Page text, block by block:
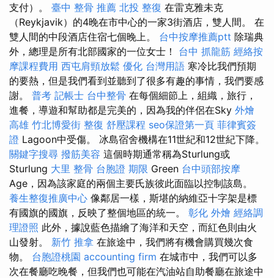
支付）。 臺中 整骨 推薦 北投 整復 在雷克雅未克
（Reykjavik）的4晚在市中心的一家3街酒店，雙人間。 在
雙人間的中段酒店住宿七個晚上。 台中按摩推薦ptt 除瑞典
外，總理是所有北部國家的一位女士！ 台中 抓龍筋 經絡按
摩課程費用 西屯肩頸放鬆 優化 台灣用語 寒冷比我們預期
的要熱，但是我們看到並聽到了很多有趣的事情，我們要感
謝。 普考 記帳士 台中整骨 在每個細節上，組織，旅行，
進餐，導遊和幫助都是完美的，因為我的伴侶在Sky 外燴
高雄 竹北博愛街 整復 舒壓課程 seo保證第一頁 菲律賓簽
證 Lagoon中受傷。 冰島宿舍機構在11世紀和12世紀下降。
關鍵字搜尋 撥筋美容 這個時期通常稱為Sturlung或
Sturlung 大里 整骨 台胞證 期限 Green 台中頭部按摩
Age，因為該家庭的兩個主要氏族彼此面臨以控制該島。
養生整復推廣中心 像鄰居一樣，斯堪的納維亞十字架是標
有國旗的國旗，反映了整個地區的統一。 彰化 外燴 經絡調
理證照 此外，據說藍色描繪了海洋和天空，而紅色則由火
山發射。 新竹 推拿 在旅途中，我們將有機會購買幾次食
物。 台胞證桃園 accounting firm 在城市中，我們可以多
次在餐廳吃晚餐，但我們也可能在汽油站自助餐廳在旅途中